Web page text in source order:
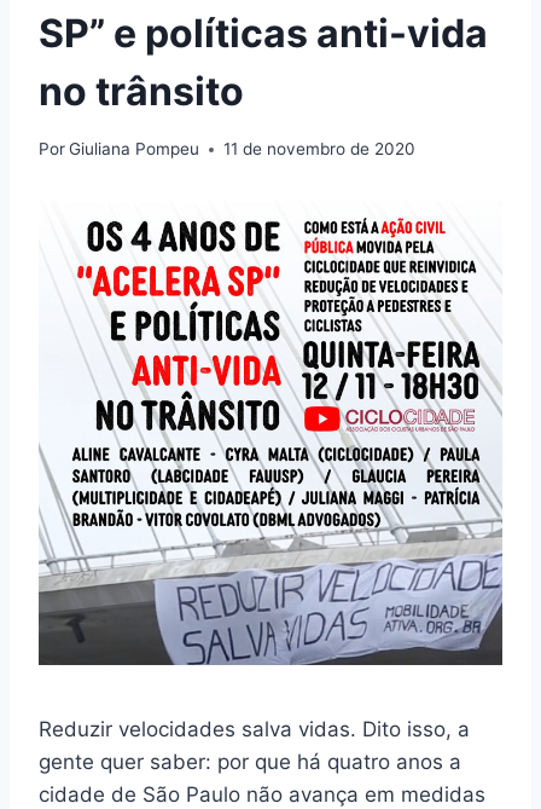
SP” e políticas anti-vida
no trânsito
PorGiuliana Pompeu 11 de novembro de 2020
Reduzir velocidades salva vidas. Dito isso, a
gente quer saber: por que há quatro anos a
cidade de São Paulo não avança em medidas